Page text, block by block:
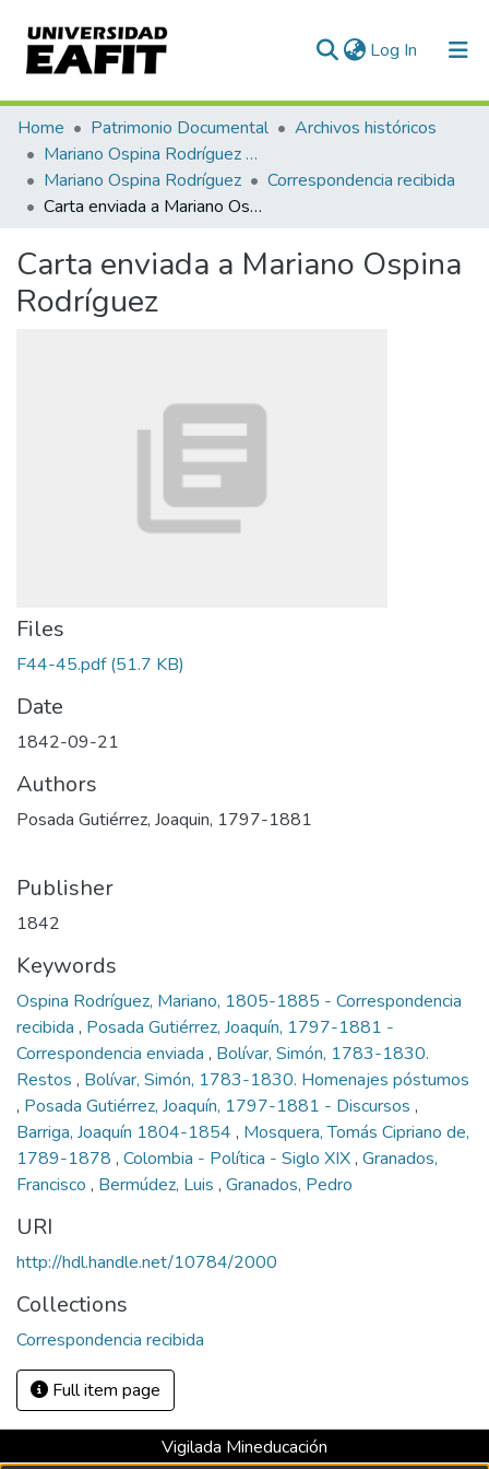
Log In (current)
Communities & Collections
All of DSpace
Statistics
Home Patrimonio Documental
Archivos históricos
Mariano Ospina Rodríguez (1826 -1912)
Mariano Ospina Rodríguez
Correspondencia recibida
Carta enviada a Mariano Ospina Rodríguez
Carta enviada a Mariano Ospina
Rodríguez
Files
F44-45.pdf(51.7 KB)
Date
1842-09-21
Authors
Posada Gutiérrez, Joaquin, 1797-1881
Publisher
1842
Keywords
Ospina Rodríguez, Mariano, 1805-1885 - Correspondencia
recibida , Posada Gutiérrez, Joaquín, 1797-1881 -
Correspondencia enviada , Bolívar, Simón, 1783-1830.
Restos , Bolívar, Simón, 1783-1830. Homenajes póstumos
, Posada Gutiérrez, Joaquín, 1797-1881 - Discursos ,
Barriga, Joaquín 1804-1854 , Mosquera, Tomás Cipriano de,
1789-1878 , Colombia - Política - Siglo XIX, Granados,
Francisco , Bermúdez, Luis , Granados, Pedro
URI
http://hdl.handle.net/10784/2000
Collections
Correspondencia recibida
Full item page
Vigilada Mineducación